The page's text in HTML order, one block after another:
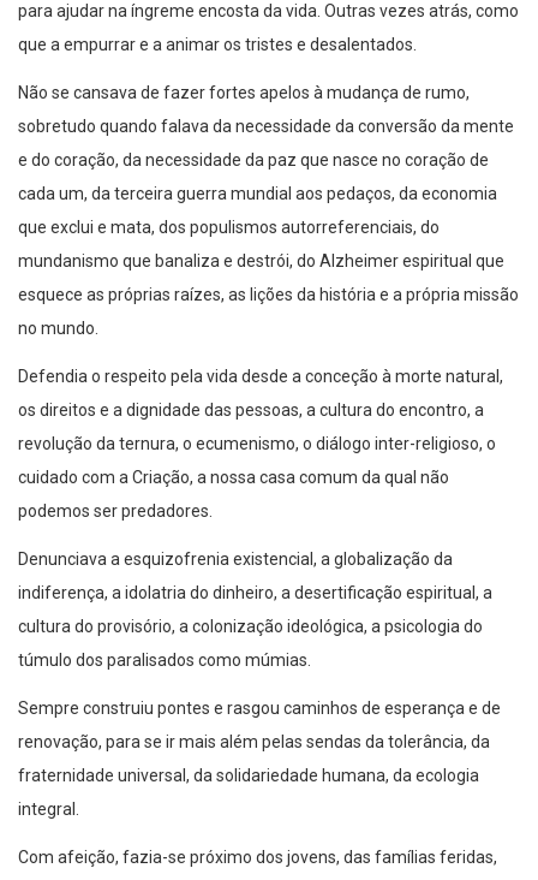
para ajudar na íngreme encosta da vida. Outras vezes atrás, como
que a empurrar e a animar os tristes e desalentados.
Não se cansava de fazer fortes apelos à mudança de rumo,
sobretudo quando falava da necessidade da conversão da mente
e do coração, da necessidade da paz que nasce no coração de
cada um, da terceira guerra mundial aos pedaços, da economia
que exclui e mata, dos populismos autorreferenciais, do
mundanismo que banaliza e destrói, do Alzheimer espiritual que
esquece as próprias raízes, as lições da história e a própria missão
no mundo.
Defendia o respeito pela vida desde a conceção à morte natural,
os direitos e a dignidade das pessoas, a cultura do encontro, a
revolução da ternura, o ecumenismo, o diálogo inter-religioso, o
cuidado com a Criação, a nossa casa comum da qual não
podemos ser predadores.
Denunciava a esquizofrenia existencial, a globalização da
indiferença, a idolatria do dinheiro, a desertificação espiritual, a
cultura do provisório, a colonização ideológica, a psicologia do
túmulo dos paralisados como múmias.
Sempre construiu pontes e rasgou caminhos de esperança e de
renovação, para se ir mais além pelas sendas da tolerância, da
fraternidade universal, da solidariedade humana, da ecologia
integral.
Com afeição, fazia-se próximo dos jovens, das famílias feridas,